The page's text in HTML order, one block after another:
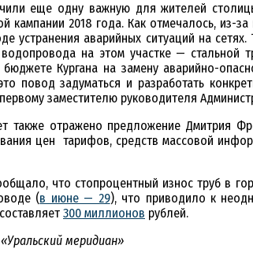
еще одну важную для жителей
кампании 2018 года. Как отмечалось, из-
устранения аварийных ситуаций на
водопровода на этом участке —
Кургана на замену аварийно-
повод задуматься и разработать
заместителю руководителя
также отражено предложение Дмитрия
цен тарифов, средств массовой
что стопроцентный износ труб в
(в июне — 29), что приводило к
300 миллионов рублей.
меридиан»